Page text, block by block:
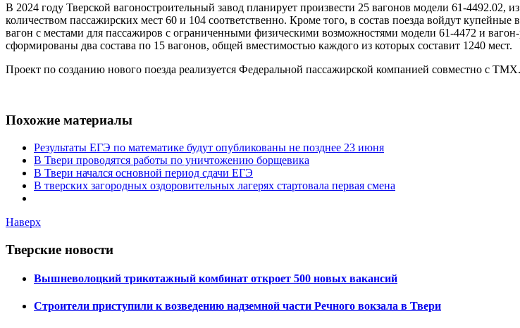
В 2024 году Тверской вагоностроительный завод планирует произвести 25 вагонов модели 61-4492.02,
количеством пассажирских мест 60 и 104 соответственно. Кроме того, в состав поезда войдут
вагон с местами для пассажиров с ограниченными физическими возможностями модели 61-4472 и
сформированы два состава по 15 вагонов, общей вместимостью каждого из которых составит 1240 мест.
Проект по созданию нового поезда реализуется Федеральной пассажирской компанией совместно с ТМХ.
Похожие материалы
Результаты ЕГЭ по математике будут опубликованы не позднее 23 июня
В Твери проводятся работы по уничтожению борщевика
В Твери начался основной период сдачи ЕГЭ
В тверских загородных оздоровительных лагерях стартовала первая смена
Наверх
Тверские новости
Вышневолоцкий трикотажный комбинат откроет 500 новых вакансий
Строители приступили к возведению надземной части Речного вокзала в Твери